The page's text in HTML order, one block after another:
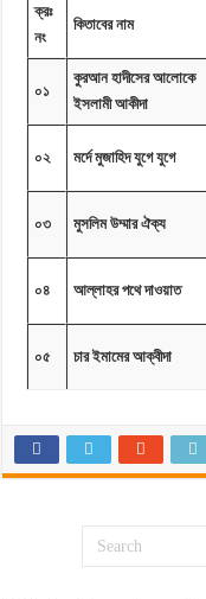
রিয়াদুস সলীহিন, খন্ড-১ ডাউনলোড
ক্রঃ
নং
কিতাবের নাম
০১
কুরআন হাদীসের আলোকে
ইসলামী আকীদা
০২ মর্দে মুজাহিদ যুগে যুগে
০৩ মুসলিম উম্মার ঐক্য
০৪ আল্লাহর পথে দাওয়াত
০৫ চার ইমামের আক্বীদা